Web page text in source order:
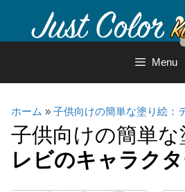
content
Menu
ホーム » 子供向けの簡単な塗り絵：
子供向けの簡単な
レビのキャラク